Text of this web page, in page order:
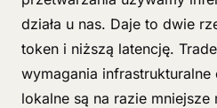
działa u nas. Daje to dwie
token i niższą latencję.
wymagania
lokalne są na razie mniejsze